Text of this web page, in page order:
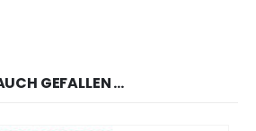
GEFALLEN …